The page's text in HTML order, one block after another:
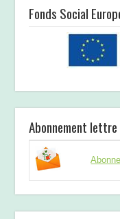
Fonds Social
Abonnement lettre